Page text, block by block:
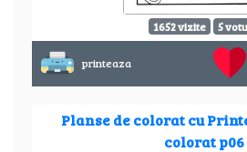
1652 vizite 5
printeaza
Planse de colorat cu
colorat p06